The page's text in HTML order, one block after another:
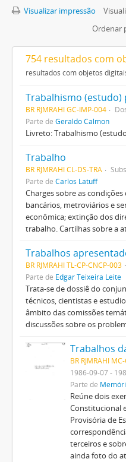
Visualizar impressão
Ordenar
754 resultados com
resultados com objetos
Trabalhismo (estudo)
BR RJMRAHI GC-IMP-004
Parte de Geraldo Calmon
Livreto: Trabalhismo
Trabalho
BR RJMRAHI CL-DS-TRA
Parte de Carlos Latuff
Charges sobre as
bancários, metroviários e
econômica; extinção dos
trabalho. Cartilhas sobre a
BR RJMRAHI TL-CP-CNCP-003
Parte de Edgar Teixeira Leite
Trata-se de dossiê do
técnicos, cientistas e
âmbito das comissões
discussões sobre os
Trabalhos
BR RJMRAHI
1986-09-07 -
Parte de
Reúne dois
Constitucional
Provisória de
terceiros e
ainda foto do